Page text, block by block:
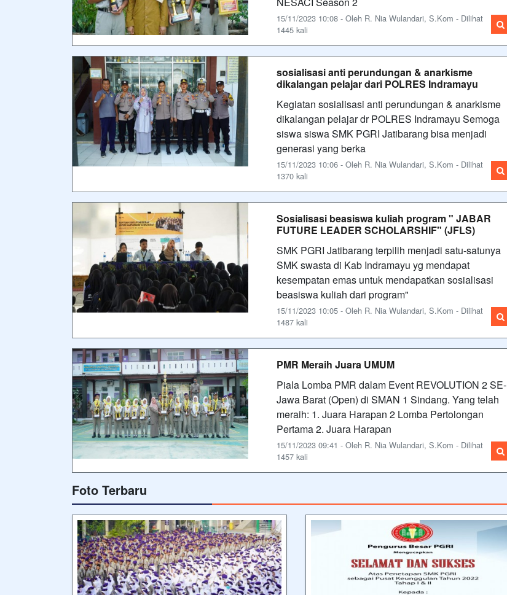
15/11/2023 10:08 - Oleh R. Nia Wulandari, S.Kom - Dilihat
1445 kali
sosialisasi anti perundungan & anarkisme
dikalangan pelajar dari POLRES Indramayu
Kegiatan sosialisasi anti perundungan & anarkisme
dikalangan pelajar dr POLRES Indramayu Semoga
siswa siswa SMK PGRI Jatibarang bisa menjadi
generasi yang berka
15/11/2023 10:06 - Oleh R. Nia Wulandari, S.Kom - Dilihat
1370 kali
Sosialisasi beasiswa kuliah program " JABAR
FUTURE LEADER SCHOLARSHIF" (JFLS)
SMK PGRI Jatibarang terpilih menjadi satu-satunya
SMK swasta di Kab Indramayu yg mendapat
kesempatan emas untuk mendapatkan sosialisasi
beasiswa kuliah dari program"
15/11/2023 10:05 - Oleh R. Nia Wulandari, S.Kom - Dilihat
1487 kali
PMR Meraih Juara UMUM
Piala Lomba PMR dalam Event REVOLUTION 2 SE-
Jawa Barat (Open) di SMAN 1 Sindang. Yang telah
meraih: 1. Juara Harapan 2 Lomba Pertolongan
Pertama 2. Juara Harapan
15/11/2023 09:41 - Oleh R. Nia Wulandari, S.Kom - Dilihat
1457 kali
Foto Terbaru